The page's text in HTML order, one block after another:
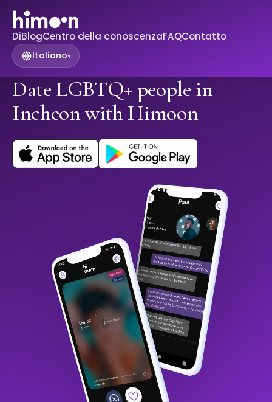
DiBlogCentro della conoscenzaFAQContatto
Italiano▾
Date LGBTQ+ people in
Incheon with Himoon